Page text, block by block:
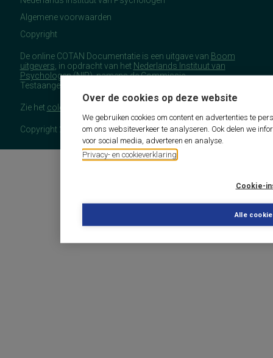
Over de cookies op deze website
We gebruiken cookies om content en advertenties te
om ons websiteverkeer te analyseren. Ook delen we
voor social media, adverteren en analyse.
Privacy- en cookieverklaring
Cookie-
Alle
Algemene voorwaarden
Copyright
De online COTAN Documentatie is een uitgave van Boom
uitgevers , in opdracht van het Nederlands Instituut van
Psychologen(NIP), namens de Commissie
Testaangelegenheden Nederland (COTAN).
Zie het colofon
Copyright 2026 - COTAN Documentatie